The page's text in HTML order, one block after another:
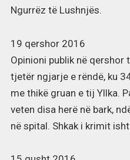
Ngurrëz të Lushnjës.
19 qershor 2016
Opinioni publik në
tjetër ngjarje e rëndë, ku
me thikë gruan e tij Yllka.
veten disa herë në bark,
në spital. Shkak i krimit